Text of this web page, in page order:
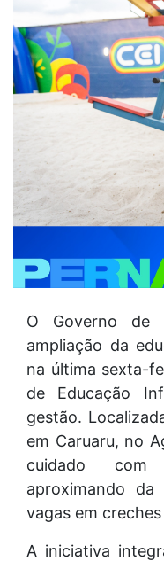
O Governo de
ampliação da
na última sexta-
de Educação
gestão.
em Caruaru, no
cuidado
aproximando
vagas em
A iniciativa